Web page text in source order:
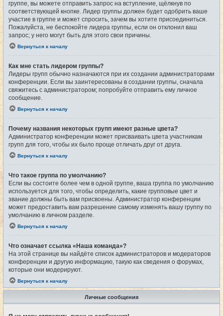
группе, вы можете отправить запрос на вступление, щёлкнув по
соответствующей кнопке. Лидер группы должен будет одобрить ваше
участие в группе и может спросить, зачем вы хотите присоединиться.
Пожалуйста, не беспокойте лидера группы, если он отклонил ваш
запрос; у него могут быть для этого свои причины.
Вернуться к началу
Как мне стать лидером группы?
Лидеры групп обычно назначаются при их создании администраторами
конференции. Если вы заинтересованы в создании группы, сначала
свяжитесь с администратором; попробуйте отправить ему личное
сообщение.
Вернуться к началу
Почему названия некоторых групп имеют разные цвета?
Администратор конференции может присваивать цвета участникам
групп для того, чтобы их было проще отличать друг от друга.
Вернуться к началу
Что такое группа по умолчанию?
Если вы состоите более чем в одной группе, ваша группа по умолчанию
используется для того, чтобы определить, какие групповые цвет и
звание должны быть вам присвоены. Администратор конференции
может предоставить вам разрешение самому изменять вашу группу по
умолчанию в личном разделе.
Вернуться к началу
Что означает ссылка «Наша команда»?
На этой странице вы найдёте список администраторов и модераторов
конференции и другую информацию, такую как сведения о форумах,
которые они модерируют.
Вернуться к началу
Личные сообщения